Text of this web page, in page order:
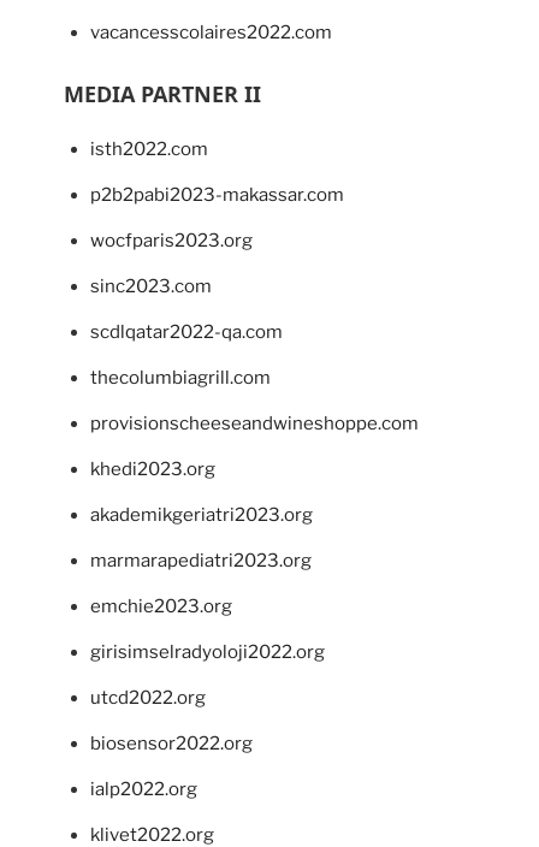
vacancesscolaires2022.com
MEDIA PARTNER II
isth2022.com
p2b2pabi2023-makassar.com
wocfparis2023.org
sinc2023.com
scdlqatar2022-qa.com
thecolumbiagrill.com
provisionscheeseandwineshoppe.com
khedi2023.org
akademikgeriatri2023.org
marmarapediatri2023.org
emchie2023.org
girisimselradyoloji2022.org
utcd2022.org
biosensor2022.org
ialp2022.org
klivet2022.org